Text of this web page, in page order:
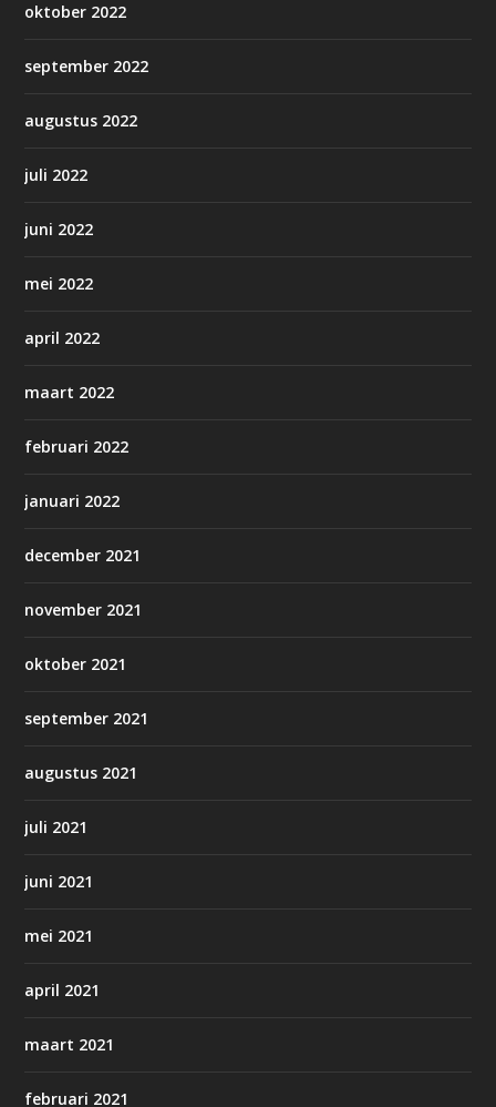
oktober 2022
september 2022
augustus 2022
juli 2022
juni 2022
mei 2022
april 2022
maart 2022
februari 2022
januari 2022
december 2021
november 2021
oktober 2021
september 2021
augustus 2021
juli 2021
juni 2021
mei 2021
april 2021
maart 2021
februari 2021